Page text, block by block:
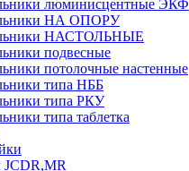
люминисцентные ЭКФ
НА ОПОРУ
НАСТОЛЬНЫЕ
подвесные
потолочные настенные
типа НББ
типа РКУ
типа таблетка